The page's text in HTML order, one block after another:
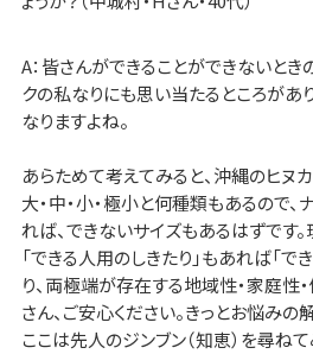
A：皆さんができることができないとき
クの私なりにも思い当たるところがあ
なりますよね。
あらためて考えてみると、沖縄のヒヌ
大・中・小・極小と何種類もあるので
れば、できないサイズもあるはずです。
「できる人用のしきたり」もあれば「で
り、両極端が存在する地域性・家庭性
さん、ご安心ください。きっとお悩み
ここは先人のジンブン（知恵）を尋ねて